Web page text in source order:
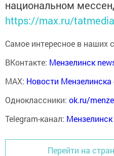
национальном
https://max.ru/tatmedia
Самое интересное в наших
ВКонтакте: Мензелинск
MAX: Новости
Одноклассники: ok.ru/
Telegram-канал:
Перейти на